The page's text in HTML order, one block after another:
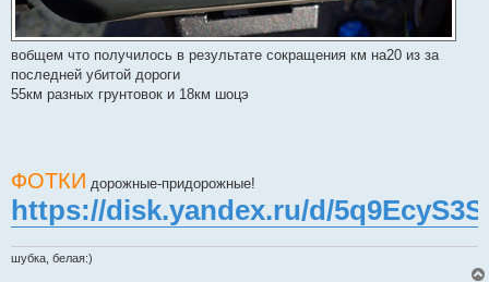
вобщем что получилось в результате сокращения км на20 из за
последней убитой дороги
55км разных грунтовок и 18км шоцэ
ФОТКИ дорожные-придорожные!
https://disk.yandex.ru/d/
шубка, белая:)